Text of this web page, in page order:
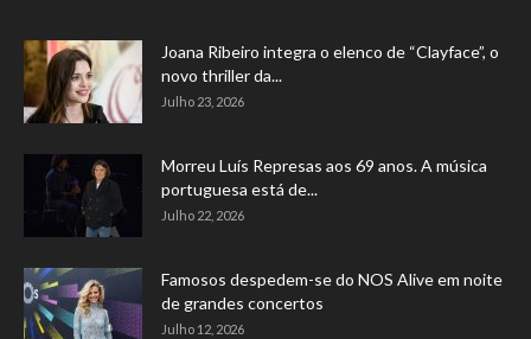
Joana Ribeiro integra o elenco de “Clayface”, o
novo thriller da...
Julho 23, 2026
Morreu Luís Represas aos 69 anos. A música
portuguesa está de...
Julho 22, 2026
Famosos despedem-se do NOS Alive em noite
de grandes concertos
Julho 12, 2026